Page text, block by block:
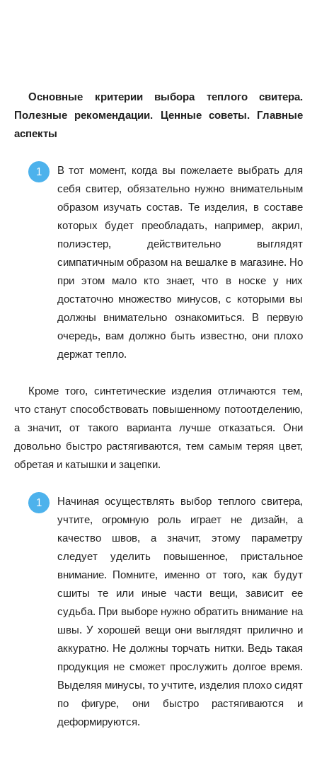
Основные критерии выбора теплого свитера.
Полезные рекомендации. Ценные советы. Главные
аспекты
В тот момент, когда вы пожелаете выбрать для
себя свитер, обязательно нужно внимательным
образом изучать состав. Те изделия, в составе
которых будет преобладать, например, акрил,
полиэстер, действительно выглядят
симпатичным образом на вешалке в магазине. Но
при этом мало кто знает, что в носке у них
достаточно множество минусов, с которыми вы
должны внимательно ознакомиться. В первую
очередь, вам должно быть известно, они плохо
держат тепло.
Кроме того, синтетические изделия отличаются тем,
что станут способствовать повышенному потоотделению,
а значит, от такого варианта лучше отказаться. Они
довольно быстро растягиваются, тем самым теряя цвет,
обретая и катышки и зацепки.
Начиная осуществлять выбор теплого свитера,
учтите, огромную роль играет не дизайн, а
качество швов, а значит, этому параметру
следует уделить повышенное, пристальное
внимание. Помните, именно от того, как будут
сшиты те или иные части вещи, зависит ее
судьба. При выборе нужно обратить внимание на
швы. У хорошей вещи они выглядят прилично и
аккуратно. Не должны торчать нитки. Ведь такая
продукция не сможет прослужить долгое время.
Выделяя минусы, то учтите, изделия плохо сидят
по фигуре, они быстро растягиваются и
деформируются.